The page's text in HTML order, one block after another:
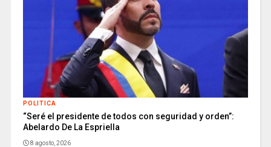
POLITICA
“Seré el presidente de todos con seguridad y orden”:
Abelardo De La Espriella
8 agosto, 2026